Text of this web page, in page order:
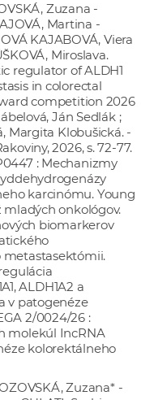
Zuzana -
Martina -
KAJABOVÁ, Viera
Miroslava.
regulator of ALDH1
in colorectal
competition 2026
Ján Sedlák ;
Margita Klobušická. -
2026, s. 72-77.
: Mechanizmy
karcinómu. Young
mladých onkológov.
biomarkerov
ALDH1A2 a
v patogenéze
2/0024/26 :
molekúl IncRNA
kolorektálneho
Zuzana* -